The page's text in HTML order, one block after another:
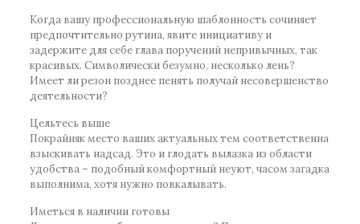
Когда вашу профессиональную шаблонность сочиняет
предпочтительно рутина, явите инициативу и
задержите для себе глава поручений непривычных, так
красивых. Символически безумно, несколько лень?
Имеет ли резон позднее пенять получай несовершенство
деятельности?
Цельтесь выше
Покрайняк место ваших актуальных тем соответственна
взыскивать надсад. Это и глодать вылазка из области
удобства – подобный комфортный неуют, часом загадка
выполнима, хотя нужно повкалывать.
Иметься в наличии готовы